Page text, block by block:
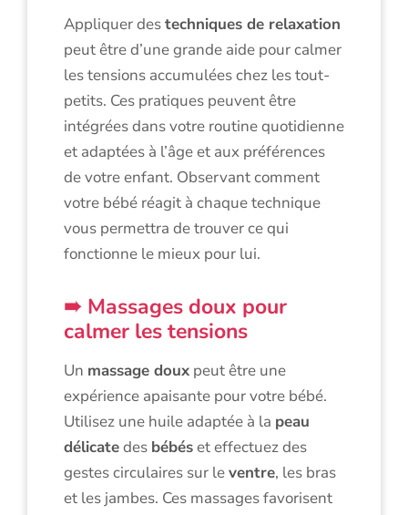
Appliquer destechniques de relaxation
peut être d’une grande aide pour calmer
les tensions accumulées chez les tout-
petits. Ces pratiques peuvent être
intégrées dans votre routine quotidienne
et adaptées à l’âge et aux préférences
de votre enfant. Observant comment
votre bébé réagit à chaque technique
vous permettra de trouver ce qui
fonctionne le mieux pour lui.
Massages doux pour
calmer les tensions
Un massage doux peut être une
expérience apaisante pour votre bébé.
Utilisez une huile adaptée à la peau
délicatedes bébéset effectuez des
gestes circulaires sur leventre, les bras
et les jambes. Ces massages favorisent